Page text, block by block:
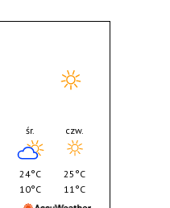
śr.
24°C
10°C
czw.
25°C
11°C